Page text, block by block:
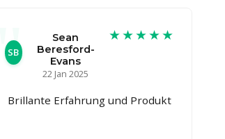
SB
Sean
Beresford-
Evans
22 Jan 2025
★★★★★
Brillante Erfahrung und Produkt